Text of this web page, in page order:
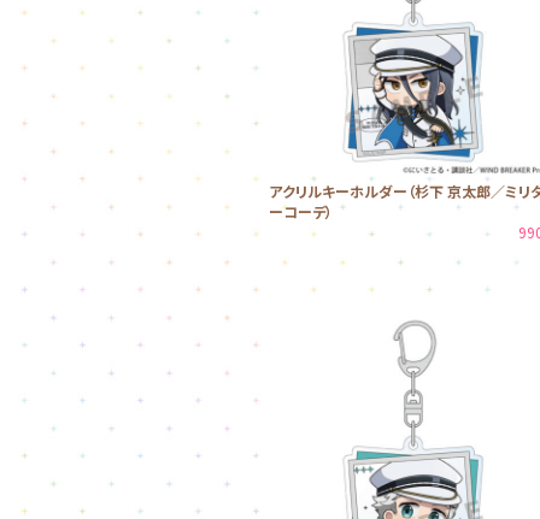
アクリルキーホルダー（杉下 京太郎／ミリ
ーコーデ）